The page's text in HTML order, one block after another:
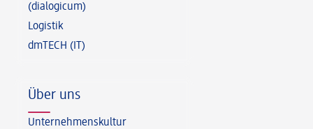
(dialogicum)
Logistik
dmTECH (IT)
Über uns
Unternehmenskultur